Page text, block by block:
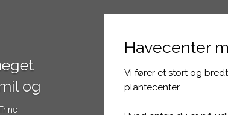
og
Havecenter
​Vi fører et stort og
plantecenter.